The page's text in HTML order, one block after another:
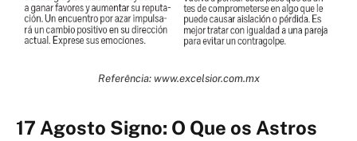
Referência: www.excelsior.com.mx
17 Agosto Signo: O Que os Astros